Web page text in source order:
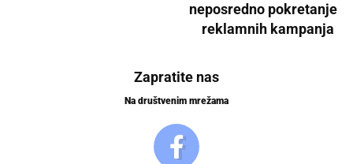
neposredno pokretanje
reklamnih kampanja
Zapratite nas
Na društvenim mrežama